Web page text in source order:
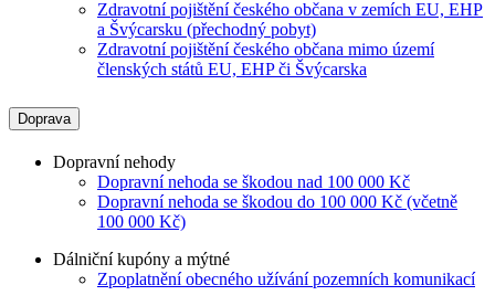
Zdravotní pojištění českého občana v zemích EU, EHP
a Švýcarsku (přechodný pobyt)
Zdravotní pojištění českého občana mimo území
členských států EU, EHP či Švýcarska
Doprava
Dopravní nehody
Dopravní nehoda se škodou nad 100 000 Kč
Dopravní nehoda se škodou do 100 000 Kč (včetně
100 000 Kč)
Dálniční kupóny a mýtné
Zpoplatnění obecného užívání pozemních komunikací